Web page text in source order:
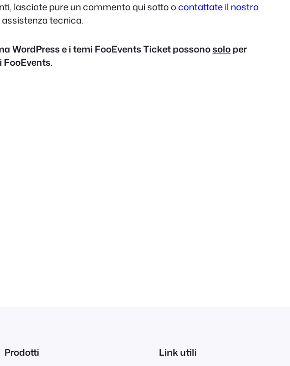
lasciate pure un commento qui sotto ocontattate il nostro
tecnica.
WordPress e i temi FooEvents Ticket possonosoloper
Prodotti Link utili